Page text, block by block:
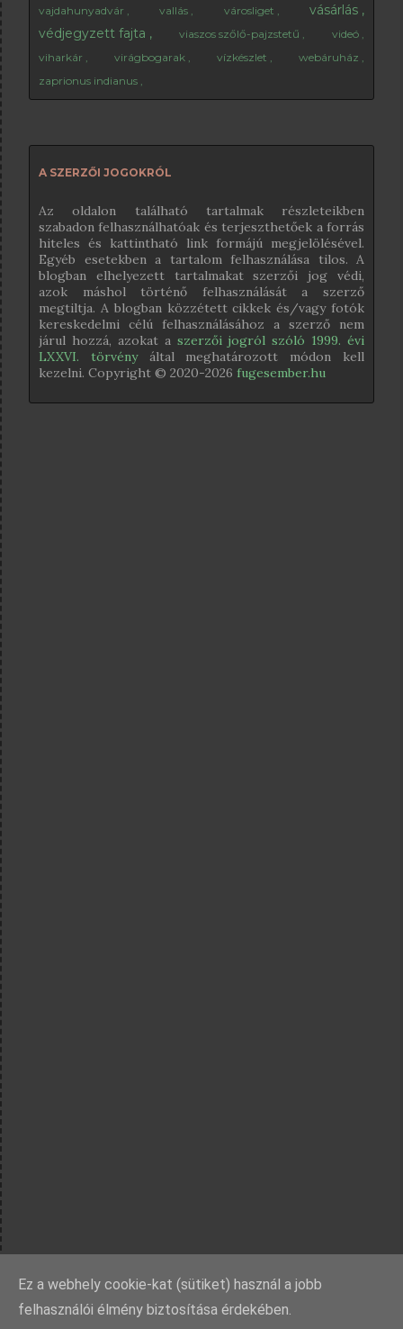
vajdahunyadvár
vallás városliget
vásárlás
védjegyzett fajta
viaszos szőlő-pajzstetű
videó
viharkár
virágbogarak vízkészlet
webáruház
zaprionus indianus
A SZERZŐI JOGOKRÓL
Az oldalon található tartalmak részleteikben
szabadon felhasználhatóak és terjeszthetőek a forrás
hiteles és kattintható link formájú megjelölésével.
Egyéb esetekben a tartalom felhasználása tilos. A
blogban elhelyezett tartalmakat szerzői jog védi,
azok máshol történő felhasználását a szerző
megtiltja. A blogban közzétett cikkek és/vagy fotók
kereskedelmi célú felhasználásához a szerző nem
járul hozzá, azokat a szerzői jogról szóló 1999. évi
LXXVI. törvényáltal meghatározott módon kell
kezelni. Copyright © 2020-2026 fugesember.hu
Ez a webhely cookie-kat (sütiket) használ a jobb
felhasználói élmény biztosítása érdekében.